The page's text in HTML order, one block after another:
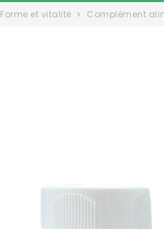
Forme et vitalité Complément